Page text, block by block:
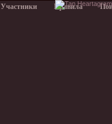
Участники Правила